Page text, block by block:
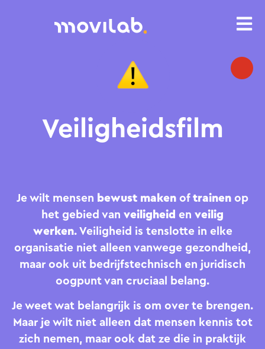
Veiligheidsfilm
Je wilt mensen bewust maken of trainen op
het gebied van veiligheid en veilig
werken. Veiligheid is tenslotte in elke
organisatie niet alleen vanwege gezondheid,
maar ook uit bedrijfstechnisch en juridisch
oogpunt van cruciaal belang.
Je weet wat belangrijk is om over te brengen.
Maar je wilt niet alleen dat mensen kennis tot
zich nemen, maar ook dat ze die in praktijk